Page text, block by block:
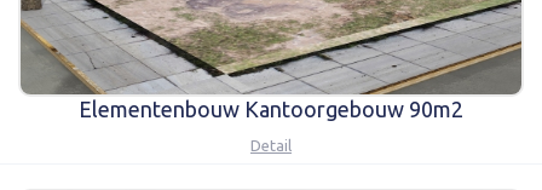
Elementenbouw Kantoorgebouw 90m2
Detail